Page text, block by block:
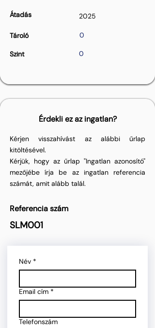
Átadás 2025
Tároló 0
Szint 0
Érdekli ez az ingatlan?
Kérjen visszahívást az alábbi űrlap
kitöltésével.
Kérjük, hogy az űrlap "Ingatlan azonosító"
mezőjébe írja be az ingatlan referencia
számát, amit alább talál.
Referencia szám
SLM001
Név *
Email cím *
Telefonszám